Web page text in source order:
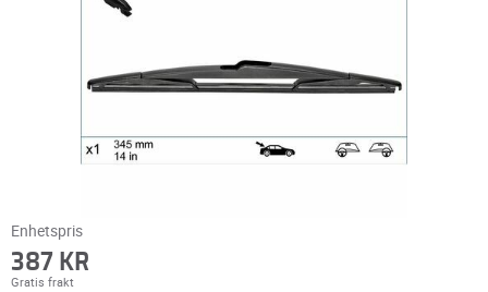
Enhetspris
387 KR
Gratis frakt